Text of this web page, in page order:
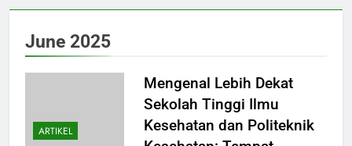
June 2025
ARTIKEL
Mengenal Lebih Dekat
Sekolah Tinggi Ilmu
Kesehatan dan Politeknik